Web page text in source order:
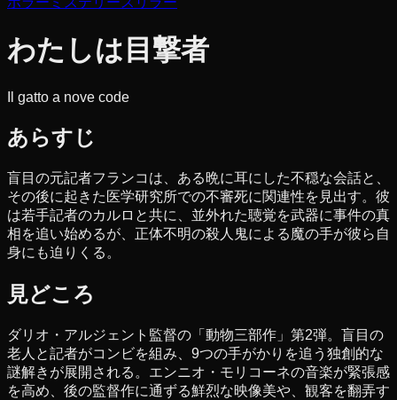
わたしは目撃者
Il gatto a nove code
あらすじ
盲目の元記者フランコは、ある晩に耳にした不穏な会話と、
その後に起きた医学研究所での不審死に関連性を見出す。彼
は若手記者のカルロと共に、並外れた聴覚を武器に事件の真
相を追い始めるが、正体不明の殺人鬼による魔の手が彼ら自
身にも迫りくる。
見どころ
ダリオ・アルジェント監督の「動物三部作」第2弾。盲目の
老人と記者がコンビを組み、9つの手がかりを追う独創的な
謎解きが展開される。エンニオ・モリコーネの音楽が緊張感
を高め、後の監督作に通ずる鮮烈な映像美や、観客を翻弄す